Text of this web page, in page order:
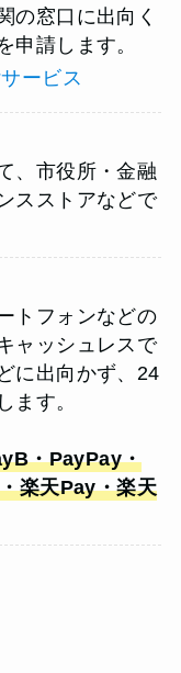
の窓口に出向く
申請します。
ービス
、市役所・金融
スストアなどで
トフォンなどの
ャッシュレスで
に出向かず、24
ます。
・PayPay・
楽天Pay・楽天